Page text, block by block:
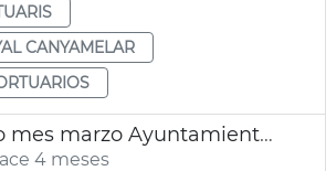
CANYAMELAR
Previa pleno mes marzo Ayuntamiento València
4 meses